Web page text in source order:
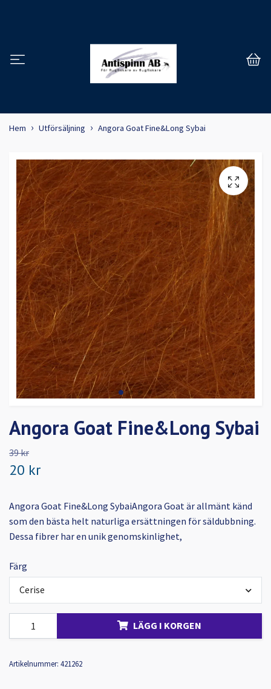
Hem Utförsäljning Angora Goat Fine&Long Sybai
Angora Goat Fine&Long Sybai
39 kr
20 kr
Angora Goat Fine&Long SybaiAngora Goat är allmänt känd
som den bästa helt naturliga ersättningen för säldubbning.
Dessa fibrer har en unik genomskinlighet,
Färg
Cerise
LÄGG I KORGEN
Artikelnummer: 421262